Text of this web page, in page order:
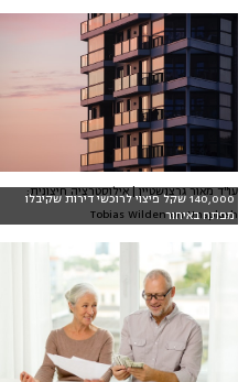
140,000 שקל פיצוי לרוכשי דירות שקיבלו
מפתח באיחור
עו"ד מאור גרצנשטיין | אילוסטרציה חיצונית:
Tobias Wilden on Unsplash